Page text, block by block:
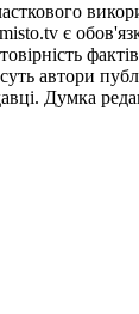
є
автори
Думка